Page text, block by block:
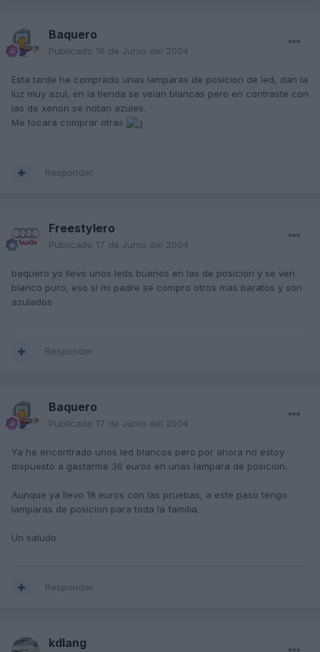
Baquero
Publicado 16 de Junio del 2004
Esta tarde he comprado unas lamparas de posicion de led, dan la
luz muy azul, en la tienda se veian blancas pero en contraste con
las de xenon se notan azules.
Me tocara comprar otras
Responder
Freestylero
Publicado 17 de Junio del 2004
baquero yo llevo unos leds buenos en las de posicion y se ven
blanco puro, eso si mi padre se compro otros mas baratos y son
azulados
Responder
Baquero
Publicado 17 de Junio del 2004
Ya he encontrado unos led blancos pero por ahora no estoy
dispuesto a gastarme 36 euros en unas lampara de posicion.
Aunque ya llevo 18 euros con las pruebas, a este paso tengo
lamparas de posicion para toda la familia.
Un saludo
Responder
kdlang